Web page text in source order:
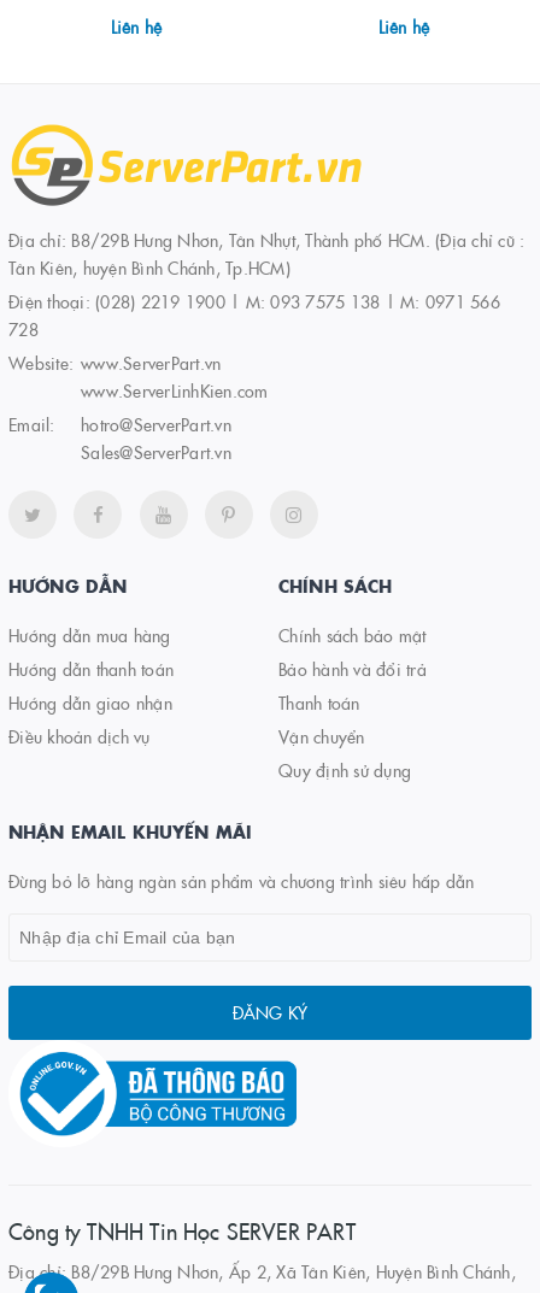
Liên hệ Liên hệ
Địa chỉ: B8/29B Hưng Nhơn, Tân Nhựt, Thành phố HCM. (Địa chỉ cũ :
Tân Kiên, huyện Bình Chánh, Tp.HCM)
Điện thoại: (028) 2219 1900 | M: 093 7575 138 | M: 0971 566
728
Website: www.ServerPart.vn
www.ServerLinhKien.com
Email:
hotro@ServerPart.vn
Sales@ServerPart.vn
HƯỚNG DẪN
Hướng dẫn mua hàng
Hướng dẫn thanh toán
Hướng dẫn giao nhận
Điều khoản dịch vụ
CHÍNH SÁCH
Chính sách bảo mật
Bảo hành và đổi trả
Thanh toán
Vận chuyển
Quy định sử dụng
NHẬN EMAIL KHUYẾN MÃI
Đừng bỏ lỡ hàng ngàn sản phẩm và chương trình siêu hấp dẫn
ĐĂNG KÝ
Công ty TNHH Tin Học SERVER PART
Địa chỉ: B8/29B Hưng Nhơn, Ấp 2, Xã Tân Kiên, Huyện Bình Chánh,